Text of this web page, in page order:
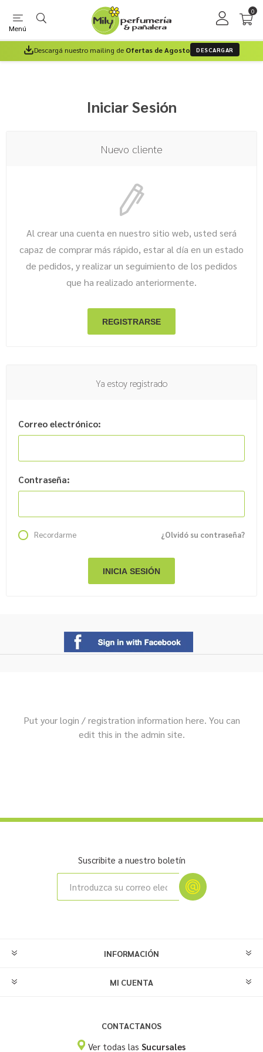
Menú
0
Descargá nuestro mailing de Ofertas de Agosto DESCARGAR
Iniciar Sesión
Nuevo cliente
Al crear una cuenta en nuestro sitio web, usted será
capaz de comprar más rápido, estar al día en un estado
de pedidos, y realizar un seguimiento de los pedidos
que ha realizado anteriormente.
Ya estoy registrado
Correo electrónico:
Contraseña:
¿Olvidó su contraseña?
Recordarme
Put your login / registration information here. You can
edit this in the admin site.
Suscribite a nuestro boletín
INFORMACIÓN
MI CUENTA
CONTACTANOS
Ver todas lasSucursales